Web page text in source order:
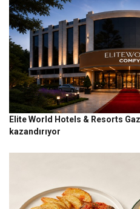
Elite World Hotels & Resorts
kazandırıyor